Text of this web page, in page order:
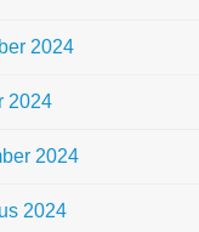
2024
2024
2024
2024